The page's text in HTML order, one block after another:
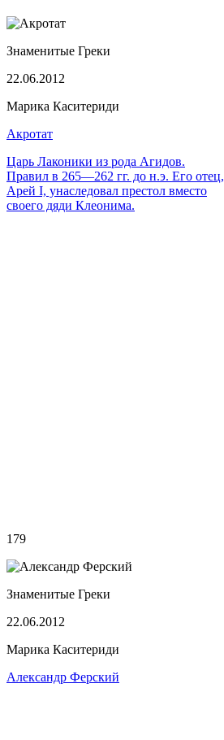
Знаменитые Греки
22.06.2012
Марика Каситериди
Акротат
Царь Лаконики из рода Агидов.
Правил в 265—262 гг. до н.э. Его отец,
Арей І, унаследовал престол вместо
своего дяди Клеонима.
179
Знаменитые Греки
22.06.2012
Марика Каситериди
Александр Ферский